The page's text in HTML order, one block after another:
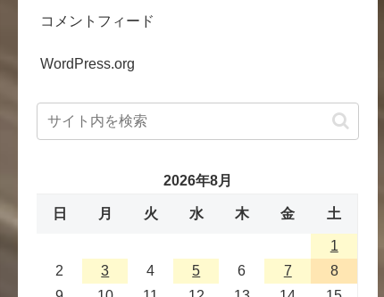
コメントフィード
WordPress.org
2026年8月
日 月 火 水 木 金 土
1
2
3 4 5 6 7
8